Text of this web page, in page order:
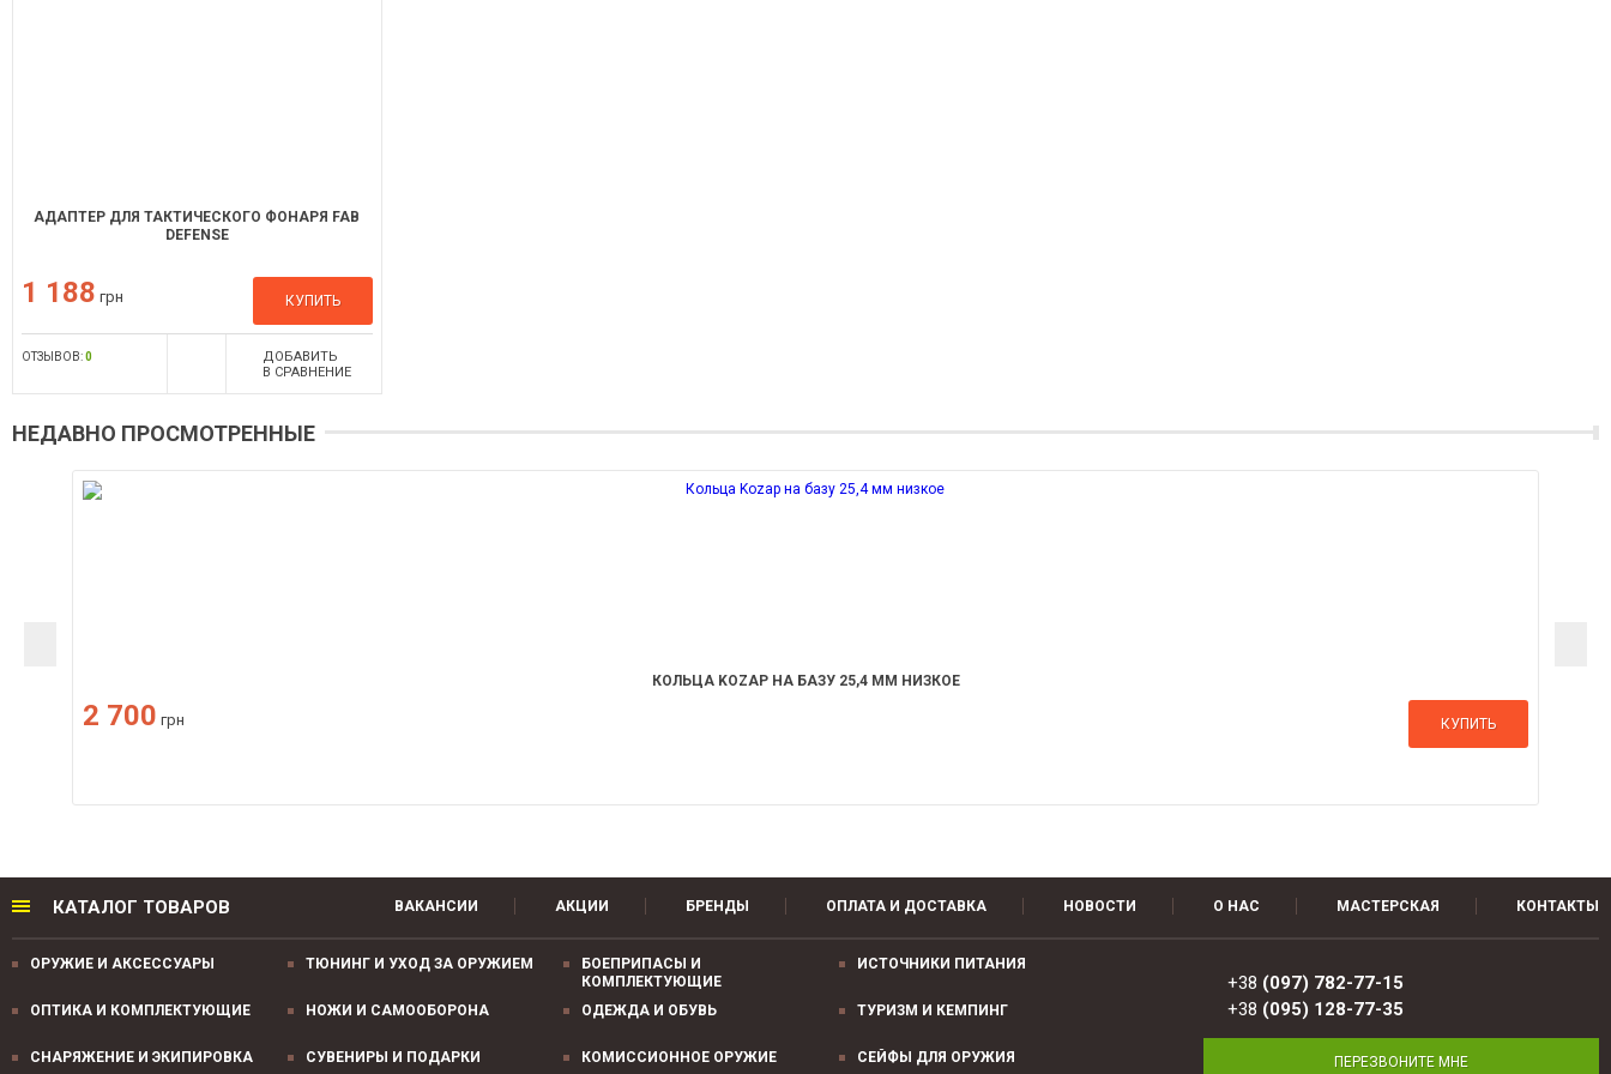
АДАПТЕР ДЛЯ ТАКТИЧЕСКОГО ФОНАРЯ FAB
DEFENSE
1 188 грн КУПИТЬ
ОТЗЫВОВ:0
ДОБАВИТЬ
В СРАВНЕНИЕ
НЕДАВНО ПРОСМОТРЕННЫЕ
КОЛЬЦА KOZAP НА БАЗУ 25,4 ММ НИЗКОЕ
2 700 грн КУПИТЬ
КАТАЛОГ ТОВАРОВ ВАКАНСИИ АКЦИИ БРЕНДЫ ОПЛАТА И ДОСТАВКА НОВОСТИ О НАС МАСТЕРСКАЯ КОНТАКТЫ
+38 (097) 782-77-15
+38 (095) 128-77-35
ПЕРЕЗВОНИТЕ МНЕ
ОРУЖИЕ И АКСЕССУАРЫ ТЮНИНГ И УХОД ЗА ОРУЖИЕМ
БОЕПРИПАСЫ И
КОМПЛЕКТУЮЩИЕ
ИСТОЧНИКИ ПИТАНИЯ
ОПТИКА И КОМПЛЕКТУЮЩИЕ НОЖИ И САМООБОРОНА ОДЕЖДА И ОБУВЬ ТУРИЗМ И КЕМПИНГ
СНАРЯЖЕНИЕ И ЭКИПИРОВКА СУВЕНИРЫ И ПОДАРКИ КОМИССИОННОЕ ОРУЖИЕ СЕЙФЫ ДЛЯ ОРУЖИЯ